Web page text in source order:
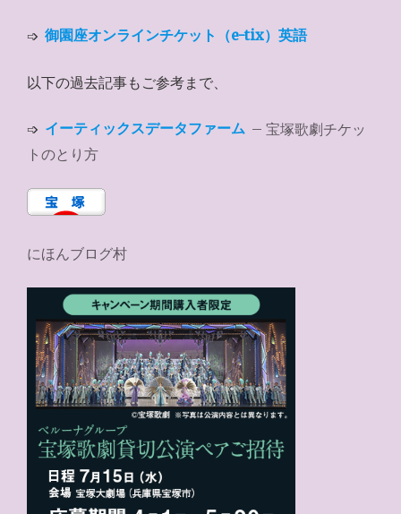
➩ 御園座オンラインチケット（e-tix）英語
以下の過去記事もご参考まで、
➩ イーティックスデータファーム – 宝塚歌劇チケッ
トのとり方
にほんブログ村